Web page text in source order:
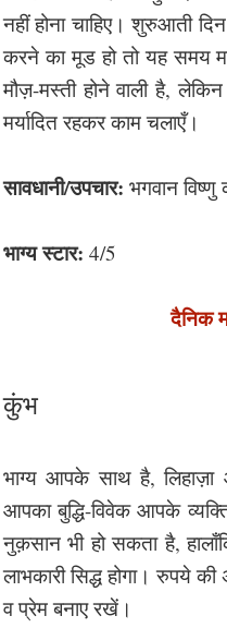
नहीं होना चाहिए। शुरुआती
करने का मूड हो तो यह समय
मौज़-मस्ती होने वाली है,
मर्यादित रहकर काम चलाएँ।
सावधानी/उपचार: भगवान
भाग्य स्टार: 4/5
दैनिक
कुंभ
भाग्य आपके साथ है, लिहाज़ा
आपका बुद्धि-विवेक आपके
नुक़सान भी हो सकता है,
लाभकारी सिद्ध होगा। रुपये
व प्रेम बनाए रखें।